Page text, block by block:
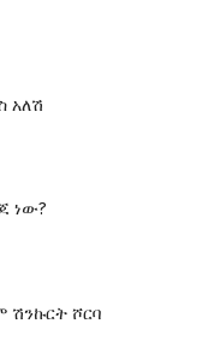
አለሽ
ነው?
ሽንኩርት ሾርባ